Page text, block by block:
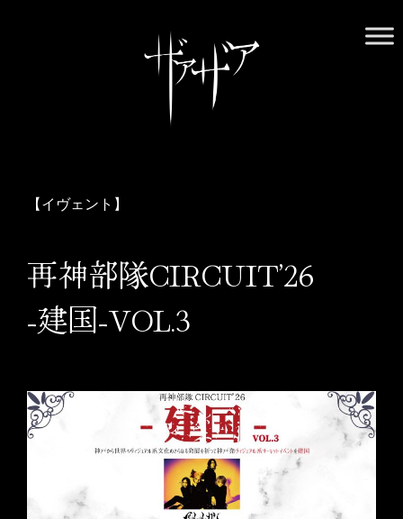
正しくお付き合いください
【イヴェント】
再神部隊CIRCUIT’26
-建国-VOL.3